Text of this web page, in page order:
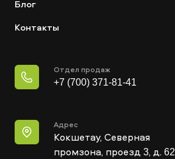
Блог
Контакты
Отдел продаж
+7 (700) 371-81-41
Адрес
Кокшетау, Северная
промзона, проезд 3, д. 62